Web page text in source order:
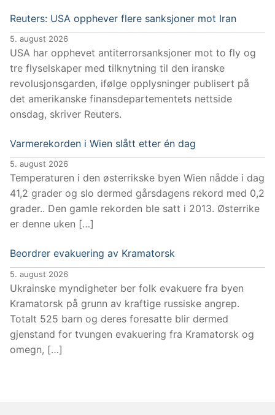
Reuters: USA opphever flere sanksjoner mot Iran
5. august 2026
USA har opphevet antiterrorsanksjoner mot to fly og
tre flyselskaper med tilknytning til den iranske
revolusjonsgarden, ifølge opplysninger publisert på
det amerikanske finansdepartementets nettside
onsdag, skriver Reuters.
Varmerekorden i Wien slått etter én dag
5. august 2026
Temperaturen i den østerrikske byen Wien nådde i dag
41,2 grader og slo dermed gårsdagens rekord med 0,2
grader.. Den gamle rekorden ble satt i 2013. Østerrike
er denne uken […]
Beordrer evakuering av Kramatorsk
5. august 2026
Ukrainske myndigheter ber folk evakuere fra byen
Kramatorsk på grunn av kraftige russiske angrep.
Totalt 525 barn og deres foresatte blir dermed
gjenstand for tvungen evakuering fra Kramatorsk og
omegn, […]